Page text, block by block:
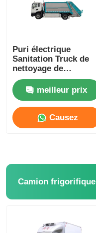
Puri électrique
Sanitation Truck de
nettoyage de
compression de
déchets Truck de
gestion des déchets
meilleur prix
Causez
Camion frigorifique